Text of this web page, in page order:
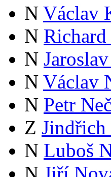
N Václav
N
N
N Václav
N Petr
Z
N Luboš